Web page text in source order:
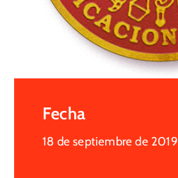
Fecha
18 de septiembre de 2019